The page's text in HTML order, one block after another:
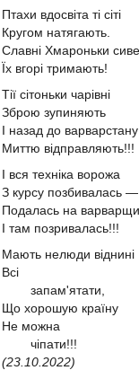
Птахи вдосвіта ті сіті
Кругом натягають.
Славні Хмароньки
Їх вгорі тримають!
Тії сітоньки чарівні
Зброю зупиняють
І назад до варварстану
Миттю відправляють!!!
І вся техніка ворожа
З курсу позбивалась —
Подалась на
І там позривалась!!!
Мають нелюди віднині
Всі
запам'ятати,
Що хорошую країну
Не можна
чіпати!!!
(23.10.2022)